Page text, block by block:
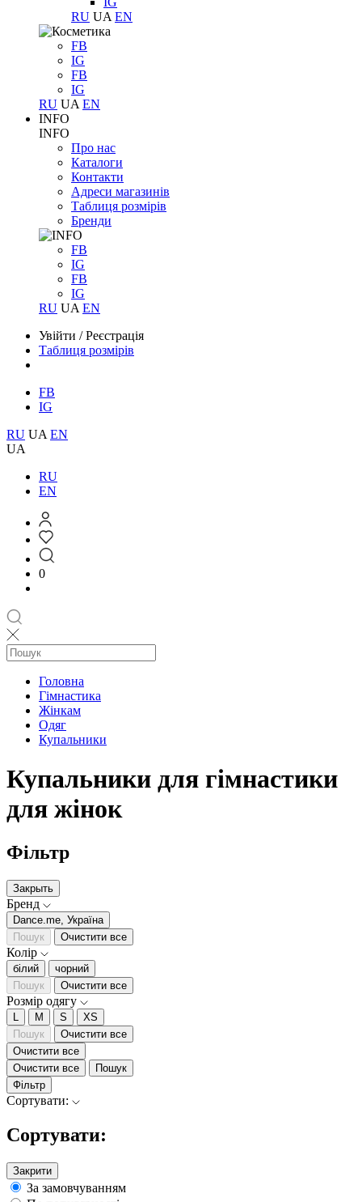
RU UA EN
FB
IG
FB
IG
RU UA EN
INFO
INFO
Про нас
Каталоги
Контакти
Адреси магазинів
Таблиця розмірів
Бренди
FB
IG
FB
IG
RU UA EN
Увійти /Реєстрація
Таблиця розмірів
FB
IG
RU UA EN
UA
RU
EN
0
Головна
Гімнастика
Жінкам
Одяг
Купальники
Купальники для гімнастики
для жінок
Фільтр
Закрыть
Бренд
Dance.me, Україна
Пошук
Очистити все
Колір
білий
чорний
Пошук
Очистити все
Розмір одягу
M S
XS
Пошук
Очистити все
Очистити все
Очистити все
Пошук
Фільтр
Сортувати:
Сортувати:
Закрити
За замовчуванням